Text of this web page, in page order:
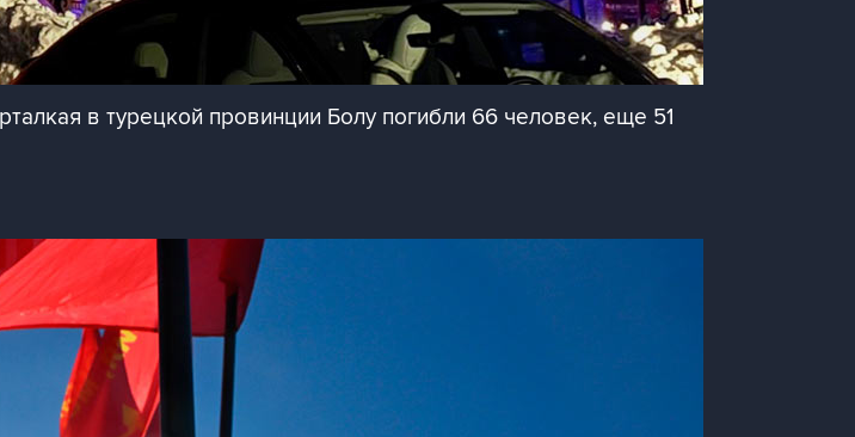
в турецкой провинции Болу погибли 66 человек, еще 51